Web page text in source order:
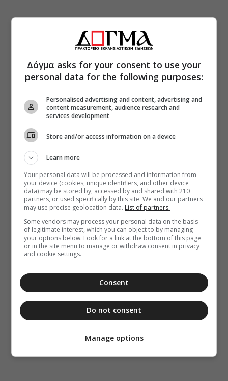
Δόγμα asks for your consent to use your
personal data for the following purposes:
Personalised advertising and content, advertising and
content measurement, audience research and
services development
Store and/or access information on a device
Learn more
Your personal data will be processed and information from
your device (cookies, unique identifiers, and other device
data) may be stored by, accessed by and shared with 210
partners, or used specifically by this site. We and our partners
may use precise geolocation data. List of partners.
Some vendors may process your personal data on the basis
of legitimate interest, which you can object to by managing
your options below. Look for a link at the bottom of this page
or in the site menu to manage or withdraw consent in privacy
and cookie settings.
Consent
Do not consent
Manage options